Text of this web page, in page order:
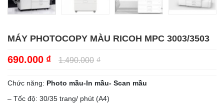
MÁY PHOTOCOPY MÀU RICOH MPC 3003/3503
690.000 ₫ 1.490.000 ₫
Chức năng: Photo mầu-In mầu- Scan mầu
– Tốc độ: 30/35 trang/ phút (A4)